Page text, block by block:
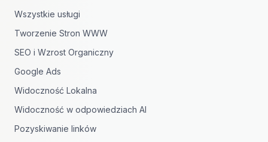
Wszystkie usługi
Tworzenie Stron WWW
SEO i Wzrost Organiczny
Google Ads
Widoczność Lokalna
Widoczność w odpowiedziach AI
Pozyskiwanie linków